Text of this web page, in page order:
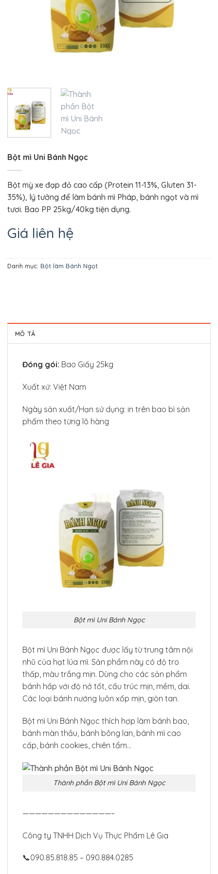
Bột mì Uni Bánh Ngọc
Bột mỳ xe đạp đỏ cao cấp (Protein 11-13%, Gluten 31-
35%), lý tưởng để làm bánh mì Pháp, bánh ngọt và mì
tươi. Bao PP 25kg/40kg tiện dụng.
Giá liên hệ
Danh mục: Bột làm Bánh Ngọt
MÔ TẢ
Đóng gói: Bao Giấy 25kg
Xuất xứ: Việt Nam
Ngày sản xuất/Hạn sử dụng: in trên bao bì sản
phẩm theo từng lô hàng
Bột mì Uni Bánh Ngọc
Bột mì Uni Bánh Ngọc được lấy từ trung tâm nội
nhũ của hạt lúa mì. Sản phẩm này có độ tro
thấp, màu trắng mịn. Dùng cho các sản phẩm
bánh hấp với độ nở tốt, cấu trúc mịn, mềm, dai.
Các loại bánh nướng luôn xốp mịn, giòn tan.
Bột mì Uni Bánh Ngọc thích hợp làm bánh bao,
bánh màn thầu, bánh bông lan, bánh mì cao
cấp, bánh cookies, chiên tẩm…
Thành phần Bột mì Uni Bánh Ngọc
——————————————–
Công ty TNHH Dịch Vụ Thực Phẩm Lê Gia
📞090.85.818.85 – 090.884.0285